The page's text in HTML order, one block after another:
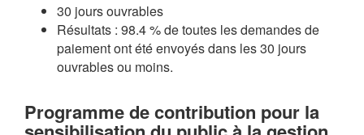
30 jours ouvrables
Résultats : 98.4 % de toutes les demandes de
paiement ont été envoyés dans les 30 jours
ouvrables ou moins.
Programme de contribution pour la